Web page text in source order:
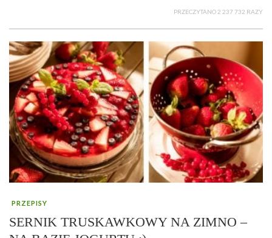
PRZECZYTANO 2 237 732 RAZY
PRZEPISY
SERNIK TRUSKAWKOWY NA ZIMNO –